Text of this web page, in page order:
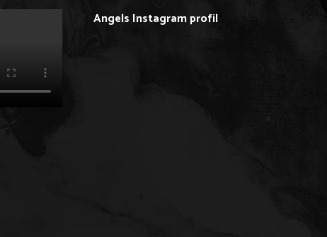
Angels Instagram profil